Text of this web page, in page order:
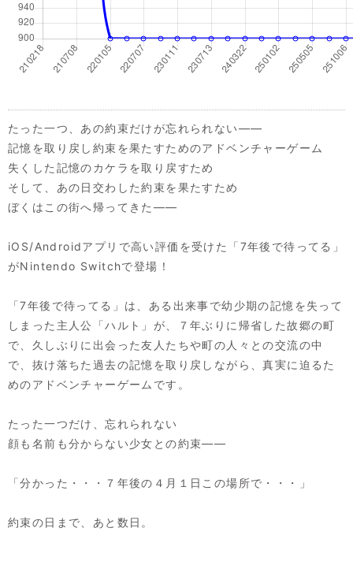
たった一つ、あの約束だけが忘れられない——
記憶を取り戻し約束を果たすためのアドベンチャーゲーム
失くした記憶のカケラを取り戻すため
そして、あの日交わした約束を果たすため
ぼくはこの街へ帰ってきた——
iOS/Androidアプリで高い評価を受けた「7年後で待ってる」
がNintendo Switchで登場！
「7年後で待ってる」は、ある出来事で幼少期の記憶を失って
しまった主人公「ハルト」が、７年ぶりに帰省した故郷の町
で、久しぶりに出会った友人たちや町の人々との交流の中
で、抜け落ちた過去の記憶を取り戻しながら、真実に迫るた
めのアドベンチャーゲームです。
たった一つだけ、忘れられない
顔も名前も分からない少女との約束——
「分かった・・・７年後の４月１日この場所で・・・」
約束の日まで、あと数日。